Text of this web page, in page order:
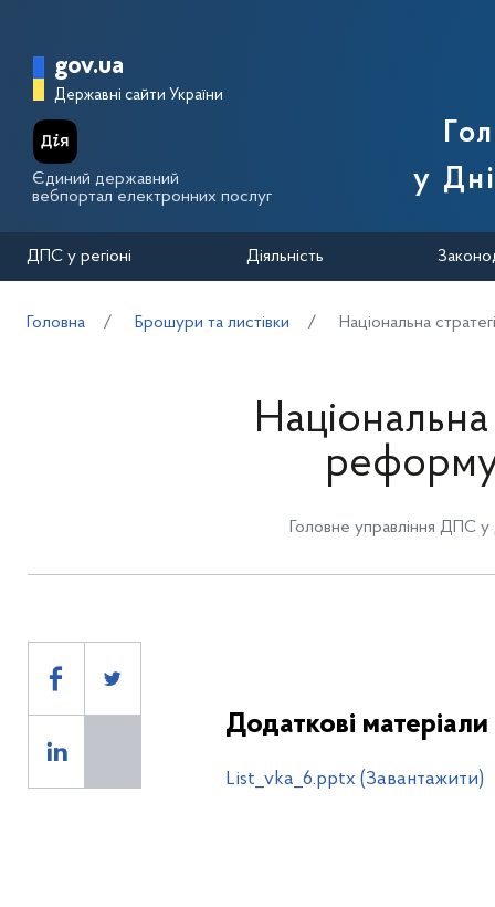
Головна сторінка Державної
gov.ua
Державні сайти України
Єдиний державний
вебпортал електронних послуг
у
ДПС у регіоні Діяльність
Головна Брошури та листівки Національна
Головне управління ДПС у
Додаткові матеріали
List_vka_6.pptx (Завантажити)